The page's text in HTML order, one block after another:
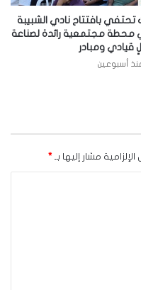
بافتتاح نادي الشبيبة
مجتمعية رائدة لصناعة
قيادي ومبادر
أسبوعين
مشار إليها بـ *